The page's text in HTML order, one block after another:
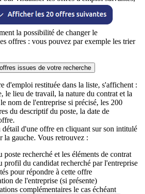
la possibilité de changer le
offres : vous pouvez par exemple les trier
issues de votre recherche
d'emploi restituée dans la liste, s'affichent :
le lieu de travail, la nature du contrat et la
nom de l'entreprise si précisé, les 200
du descriptif du poste, la date de
détail d'une offre en cliquant sur son intitulé
la gauche. Vous retrouvez :
poste recherché et les éléments de contrat
profil du candidat recherché par l'entreprise
pour répondre à cette offre
de l'entreprise (si présente)
complémentaires le cas échéant